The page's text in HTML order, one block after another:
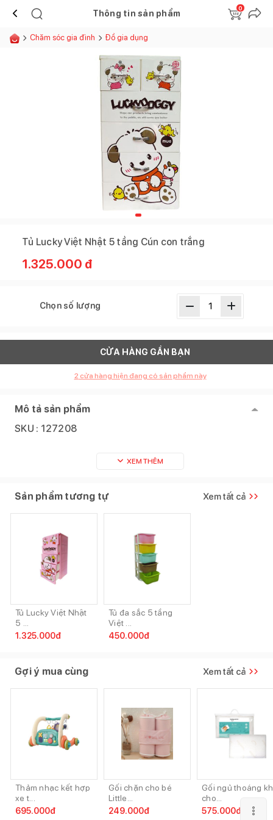
Thông tin sản phẩm
0
Chăm sóc gia đình Đồ gia dụng
Tủ Lucky Việt Nhật 5 tầng Cún con trắng
1.325.000 đ
Chọn số lượng
CỬA HÀNG GẦN BẠN
2 cửa hàng hiện đang có sản phẩm này
Mô tả sản phẩm
SKU : 127208
XEM THÊM
Sản phẩm tương tự Xem tất cả
Tủ Lucky Việt Nhật
5 ...
1.325.000đ
Tủ đa sắc 5 tầng
Việt ...
450.000đ
Gợi ý mua cùng Xem tất cả
Thảm nhạc kết hợp
xe t...
695.000đ
Gối chặn cho bé
Little...
249.000đ
Gối ngủ thoáng
cho...
575.000đ